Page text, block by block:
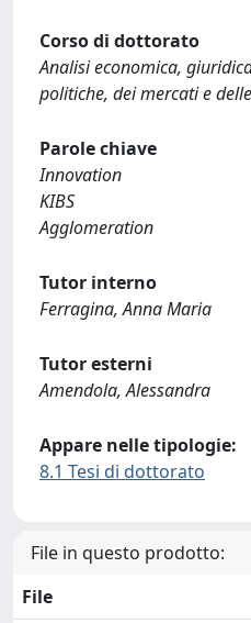
Corso di dottorato
Analisi economica,
politiche, dei mercati e
Parole chiave
Innovation
KIBS
Agglomeration
Tutor interno
Ferragina, Anna Maria
Tutor esterni
Amendola, Alessandra
Appare nelle tipologie:
8.1 Tesi di dottorato
File in questo prodotto:
File